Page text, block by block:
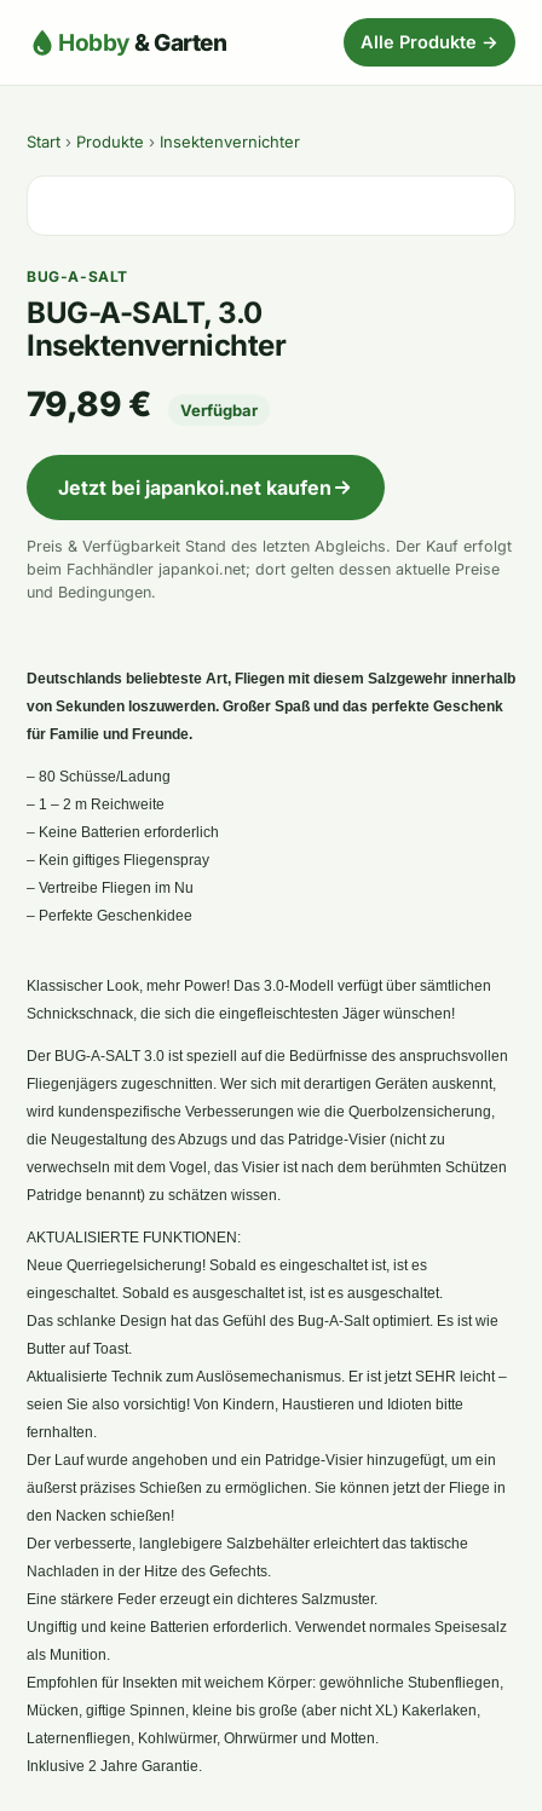
Hobby& Garten Alle Produkte →
Start › Produkte › Insektenvernichter
BUG-A-SALT
BUG-A-SALT, 3.0
Insektenvernichter
79,89 € Verfügbar
Jetzt bei japankoi.net kaufen
Preis & Verfügbarkeit Stand des letzten Abgleichs. Der Kauf erfolgt
beim Fachhändler japankoi.net; dort gelten dessen aktuelle Preise
und Bedingungen.
Deutschlands beliebteste Art, Fliegen mit diesem Salzgewehr innerhalb
von Sekunden loszuwerden. Großer Spaß und das perfekte Geschenk
für Familie und Freunde.
– 80 Schüsse/Ladung
– 1 – 2 m Reichweite
– Keine Batterien erforderlich
– Kein giftiges Fliegenspray
– Vertreibe Fliegen im Nu
– Perfekte Geschenkidee
Klassischer Look, mehr Power! Das 3.0-Modell verfügt über sämtlichen
Schnickschnack, die sich die eingefleischtesten Jäger wünschen!
Der BUG-A-SALT 3.0 ist speziell auf die Bedürfnisse des anspruchsvollen
Fliegenjägers zugeschnitten. Wer sich mit derartigen Geräten auskennt,
wird kundenspezifische Verbesserungen wie die Querbolzensicherung,
die Neugestaltung des Abzugs und das Patridge-Visier (nicht zu
verwechseln mit dem Vogel, das Visier ist nach dem berühmten Schützen
Patridge benannt) zu schätzen wissen.
AKTUALISIERTE FUNKTIONEN:
Neue Querriegelsicherung! Sobald es eingeschaltet ist, ist es
eingeschaltet. Sobald es ausgeschaltet ist, ist es ausgeschaltet.
Das schlanke Design hat das Gefühl des Bug-A-Salt optimiert. Es ist wie
Butter auf Toast.
Aktualisierte Technik zum Auslösemechanismus. Er ist jetzt SEHR leicht –
seien Sie also vorsichtig! Von Kindern, Haustieren und Idioten bitte
fernhalten.
Der Lauf wurde angehoben und ein Patridge-Visier hinzugefügt, um ein
äußerst präzises Schießen zu ermöglichen. Sie können jetzt der Fliege in
den Nacken schießen!
Der verbesserte, langlebigere Salzbehälter erleichtert das taktische
Nachladen in der Hitze des Gefechts.
Eine stärkere Feder erzeugt ein dichteres Salzmuster.
Ungiftig und keine Batterien erforderlich. Verwendet normales Speisesalz
als Munition.
Empfohlen für Insekten mit weichem Körper: gewöhnliche Stubenfliegen,
Mücken, giftige Spinnen, kleine bis große (aber nicht XL) Kakerlaken,
Laternenfliegen, Kohlwürmer, Ohrwürmer und Motten.
Inklusive 2 Jahre Garantie.